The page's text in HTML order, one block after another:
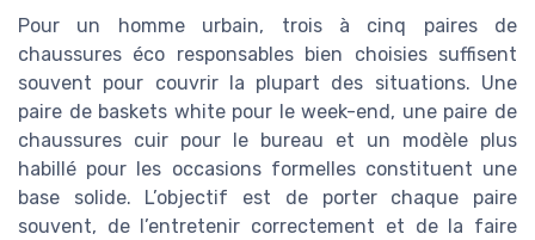
Pour un homme urbain, trois à cinq paires de
chaussures éco responsables bien choisies suffisent
souvent pour couvrir la plupart des situations. Une
paire de baskets white pour le week-end, une paire de
chaussures cuir pour le bureau et un modèle plus
habillé pour les occasions formelles constituent une
base solide. L’objectif est de porter chaque paire
souvent, de l’entretenir correctement et de la faire